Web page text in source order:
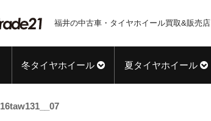
福井の中古車・タイヤホイール買取&販売店
冬タイヤホイール 夏タイヤホイール
16taw131__07